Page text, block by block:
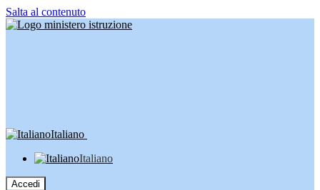
Salta al contenuto
Italiano
Italiano
Accedi